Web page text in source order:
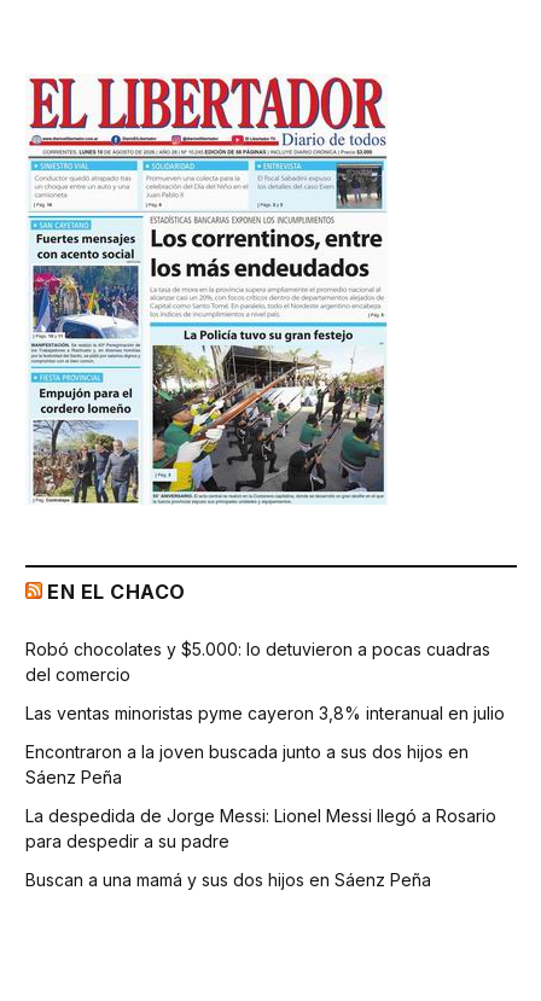
EN EL CHACO
Robó chocolates y $5.000: lo detuvieron a pocas cuadras
del comercio
Las ventas minoristas pyme cayeron 3,8% interanual en julio
Encontraron a la joven buscada junto a sus dos hijos en
Sáenz Peña
La despedida de Jorge Messi: Lionel Messi llegó a Rosario
para despedir a su padre
Buscan a una mamá y sus dos hijos en Sáenz Peña